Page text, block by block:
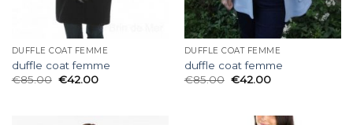
DUFFLE COAT FEMME
duffle coat femme
€85.00 €42.00
DUFFLE COAT FEMME
duffle coat femme
€85.00 €42.00